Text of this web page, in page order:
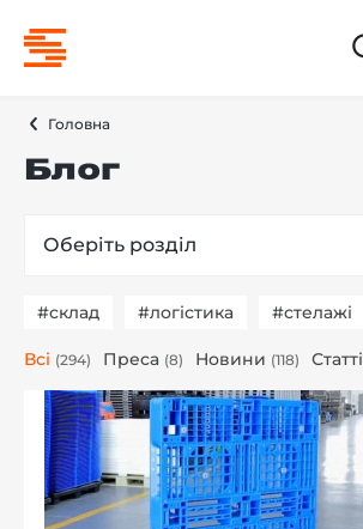
Головна
Блог
Оберіть розділ
#склад #логістика #стелажі
Всі (294) Преса (8) Новини (118) Статті